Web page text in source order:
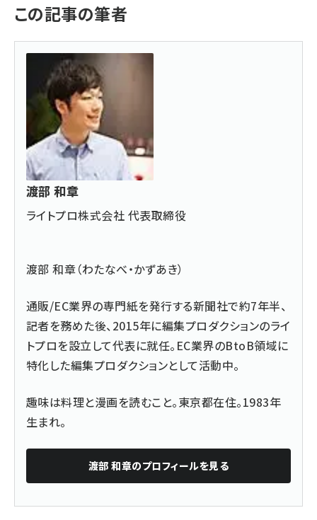
この記事の筆者
渡部 和章
ライトプロ株式会社 代表取締役
渡部 和章（わたなべ・かずあき）
通販/EC業界の専門紙を発行する新聞社で約7年半、
記者を務めた後、2015年に編集プロダクションのライ
トプロを設立して代表に就任。EC業界のBtoB領域に
特化した編集プロダクションとして活動中。
趣味は料理と漫画を読むこと。東京都在住。1983年
生まれ。
渡部 和章のプロフィールを見る